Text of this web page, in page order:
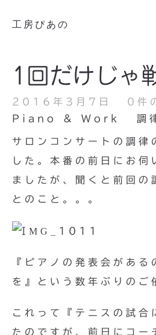
工房ぴあの
1回だけじゃ
2016年3月7日
0件
Piano & Work
調
サロンコンサートの調律
した。本番の前日にお伺
ましたが、聞くと前回の
とのこと。。。
『ピアノの発表会がある
を』という数年ぶりのご
これって『テニスの試合
たのですが、前日にコー